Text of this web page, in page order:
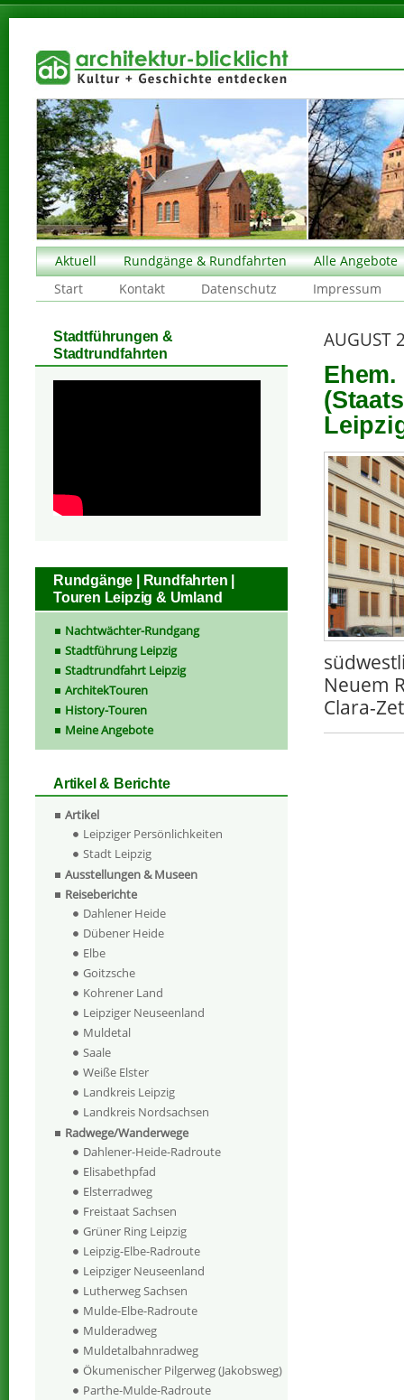
Aktuell Rundgänge & Rundfahrten
Alle Angebote
Start
Kontakt Datenschutz Impressum
AUGUST
Neuem
Clara-
Stadtführungen &
Stadtrundfahrten
Rundgänge | Rundfahrten |
Touren Leipzig & Umland
Nachtwächter-Rundgang
Stadtführung Leipzig
Stadtrundfahrt Leipzig
ArchitekTouren
History-Touren
Meine Angebote
Artikel & Berichte
Artikel
Leipziger Persönlichkeiten
Stadt Leipzig
Ausstellungen & Museen
Reiseberichte
Dahlener Heide
Dübener Heide
Elbe
Goitzsche
Kohrener Land
Leipziger Neuseenland
Muldetal
Saale
Weiße Elster
Landkreis Leipzig
Landkreis Nordsachsen
Radwege/Wanderwege
Dahlener-Heide-Radroute
Elisabethpfad
Elsterradweg
Freistaat Sachsen
Grüner Ring Leipzig
Leipzig-Elbe-Radroute
Leipziger Neuseenland
Lutherweg Sachsen
Mulde-Elbe-Radroute
Mulderadweg
Muldetalbahnradweg
Ökumenischer Pilgerweg (Jakobsweg)
Parthe-Mulde-Radroute